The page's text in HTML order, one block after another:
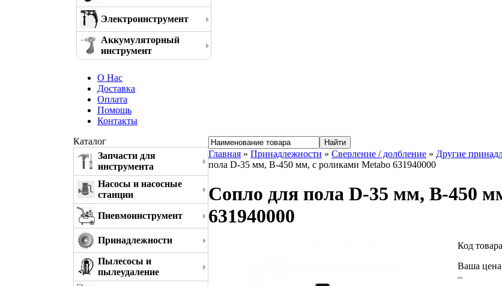
Электроинструмент
Аккумуляторный
инструмент
О Нас
Доставка
Оплата
Помощь
Контакты
Каталог
Запчасти для
инструмента
Насосы и насосные
станции
Пневмоинструмент
Принадлежности
Пылесосы и
пылеудаление
Главная » Принадлежности » Сверление / долбление » Другие
пола D-35 мм, B-450 мм, с роликами Metabo 631940000
Сопло для пола D-35 мм, B-450
631940000
Код
Ваша
–